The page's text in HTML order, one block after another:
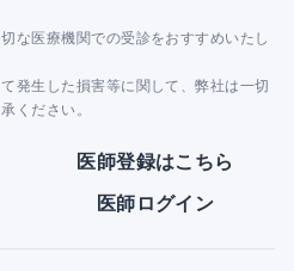
な医療機関での受診をおすすめいたし
発生した損害等に関して、弊社は一切
ください。
医師登録はこちら
医師ログイン